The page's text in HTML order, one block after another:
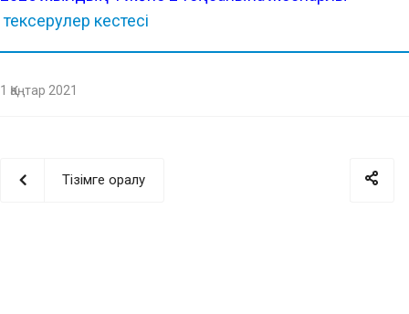
тексерулер кестесі
1 Қаңтар 2021
Тізімге оралу